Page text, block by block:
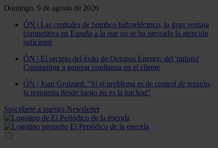
Domingo, 9 de agosto de 2026
ÓN | Las centrales de bombeo hidroeléctrico, la gran ventaja
competitiva en España a la que no se ha prestado la atención
suficiente
ÓN | El secreto del éxito de Octopus Energy: del 'pulpito'
Constantine a generar confianza en el cliente
ÓN | Joan Groizard: "Si el problema es de control de tensión,
la respuesta desde luego no es la nuclear"
Suscríbete a nuestra Newsletter